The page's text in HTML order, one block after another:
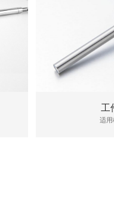
工
适